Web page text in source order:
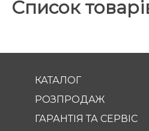
Список
КАТАЛОГ
РОЗПРОДАЖ
ГАРАНТІЯ ТА СЕРВІС